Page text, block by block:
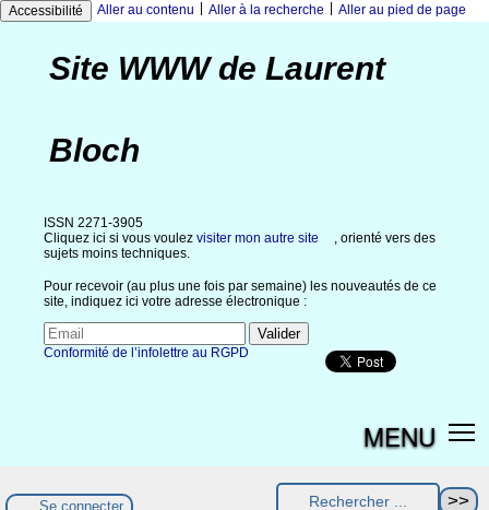
Accessibilité Aller au contenu Aller à la recherche Aller au pied de page
Site WWW de Laurent
Bloch
ISSN 2271-3905
Cliquez ici si vous voulez visiter mon autre site
, orienté vers des
sujets moins techniques.
Pour recevoir (au plus une fois par semaine) les nouveautés de ce
site, indiquez ici votre adresse électronique :
Conformité de l’infolettre au RGPD
MENU
Se connecter